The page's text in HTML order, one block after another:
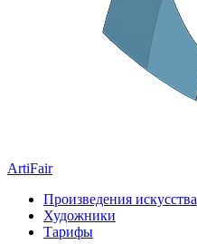
ArtiFair
Произведения искусства
Художники
Тарифы